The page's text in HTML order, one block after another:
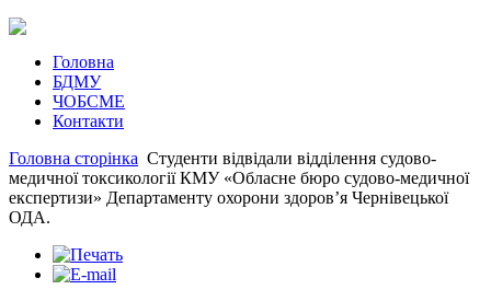
Головна
БДМУ
ЧОБСМЕ
Контакти
Головна сторінка Студенти відвідали відділення судово-
медичної токсикології КМУ «Обласне бюро судово-медичної
експертизи» Департаменту охорони здоров’я Чернівецької
ОДА.